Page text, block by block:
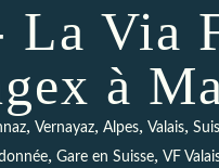
La Via
à
, Vernayaz, Alpes, Valais,
, Gare en Suisse, VF